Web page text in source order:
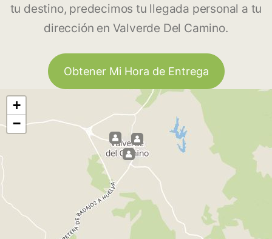
tu destino, predecimos tu llegada personal a tu
dirección en Valverde Del Camino.
Obtener Mi Hora de Entrega
+
−